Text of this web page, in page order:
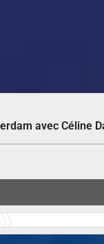
avec Céline